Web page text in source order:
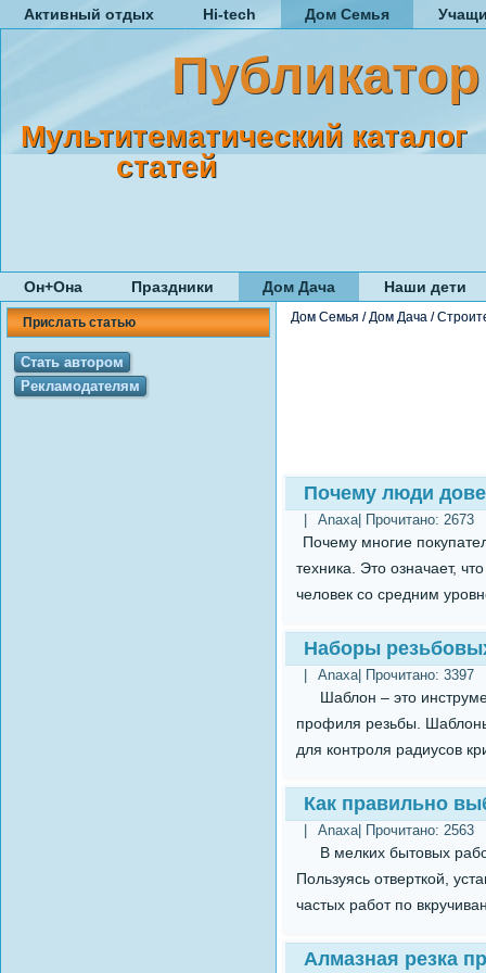
Активный отдых Hi-tech Дом Семья
Публикатор
Мультитематический каталог
статей
Он+Она Праздники Дом Дача Наши дети
Прислать статью
Стать автором
Рекламодателям
Дом Семья /Дом Дача /
Почему люди
Anaxa| Прочитано: 2673
Почему многие
техника. Это означает,
человек со средним
Наборы
Anaxa| Прочитано: 3397
Шаблон – это
профиля резьбы.
для контроля радиусов
Как правильно
Anaxa| Прочитано: 2563
В мелких бытовых
Пользуясь отверткой,
частых работ по
Алмазная резка